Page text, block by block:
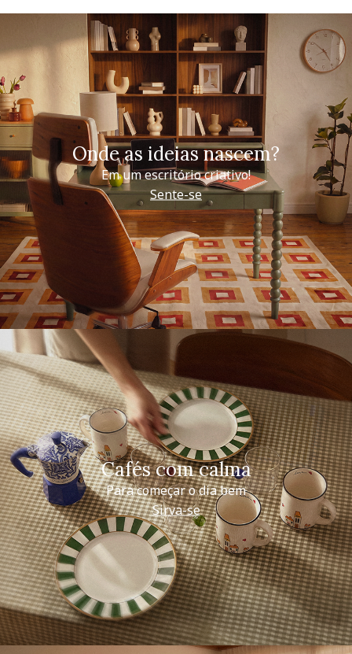
Onde as ideias nascem?
Em um escritório criativo!
Sente-se
Cafés com calma
Para começar o dia bem
Sirva-se